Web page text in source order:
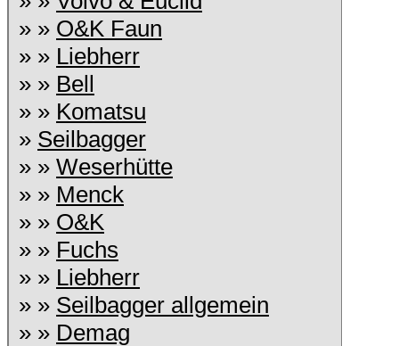
» » O&K Faun
» » Liebherr
» » Bell
» » Komatsu
» Seilbagger
» » Weserhütte
» » Menck
» » O&K
» » Fuchs
» » Liebherr
» » Seilbagger allgemein
» » Demag